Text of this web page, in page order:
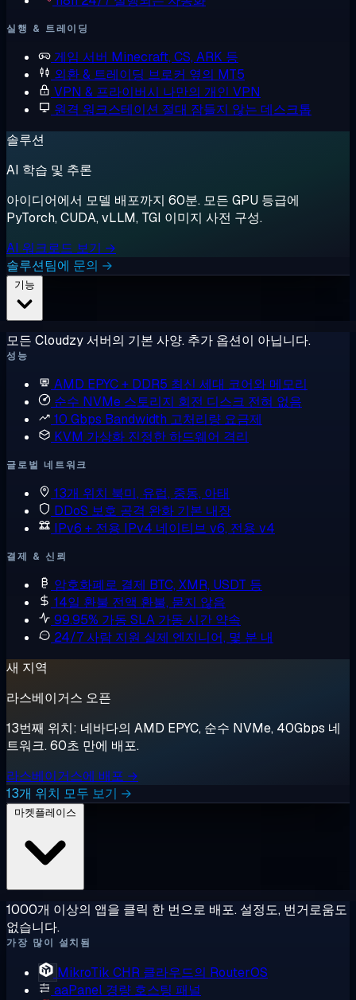
실행 & 트레이딩
게임 서버 Minecraft, CS, ARK 등
외환 & 트레이딩 브로커 옆의 MT5
VPN & 프라이버시 나만의 개인 VPN
원격 워크스테이션 절대 잠들지 않는 데스크톱
솔루션
AI 학습 및 추론
아이디어에서 모델 배포까지 60분. 모든 GPU 등급에
PyTorch, CUDA, vLLM, TGI 이미지 사전 구성.
AI 워크로드 보기 →
솔루션팀에 문의 →
모든 Cloudzy 서버의 기본 사양. 추가 옵션이 아닙니다.
성능
AMD EPYC + DDR5 최신 세대 코어와 메모리
순수 NVMe 스토리지 회전 디스크 전혀 없음
10 Gbps Bandwidth 고처리량 요금제
KVM 가상화 진정한 하드웨어 격리
글로벌 네트워크
13개 위치 북미, 유럽, 중동, 아태
DDoS 보호 공격 완화 기본 내장
IPv6 + 전용 IPv4 네이티브 v6, 전용 v4
결제 & 신뢰
암호화폐로 결제 BTC, XMR, USDT 등
14일 환불 전액 환불, 묻지 않음
99.95% 가동 SLA 가동 시간 약속
24/7 사람 지원 실제 엔지니어, 몇 분 내
새 지역
라스베이거스 오픈
13번째 위치: 네바다의 AMD EPYC, 순수 NVMe, 40Gbps 네
트워크. 60초 만에 배포.
라스베이거스에 배포 →
13개 위치 모두 보기 →
1000개 이상의 앱을 클릭 한 번으로 배포. 설정도, 번거로움도
없습니다.
가장 많이 설치됨
MikroTik CHR 클라우드의 RouterOS
aaPanel 경량 호스팅 패널